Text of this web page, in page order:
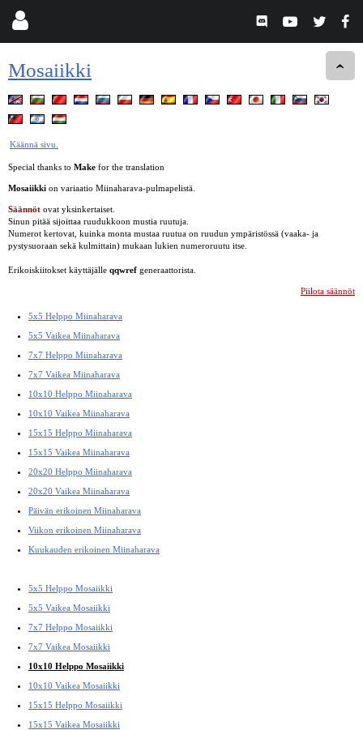
Mosaiikki
Käännä sivu.
Special thanks to Make for the translation
Mosaiikki on variaatio Miinaharava-pulmapelistä.
Säännöt ovat yksinkertaiset.
Sinun pitää sijoittaa ruudukkoon mustia ruutuja.
Numerot kertovat, kuinka monta mustaa ruutua on ruudun ympäristössä (vaaka- ja
pystysuoraan sekä kulmittain) mukaan lukien numeroruutu itse.
Erikoiskiitokset käyttäjälle qqwref generaattorista.
Piilota säännöt
5x5 Helppo Miinaharava
5x5 Vaikea Miinaharava
7x7 Helppo Miinaharava
7x7 Vaikea Miinaharava
10x10 Helppo Miinaharava
10x10 Vaikea Miinaharava
15x15 Helppo Miinaharava
15x15 Vaikea Miinaharava
20x20 Helppo Miinaharava
20x20 Vaikea Miinaharava
Päivän erikoinen Miinaharava
Viikon erikoinen Miinaharava
Kuukauden erikoinen Miinaharava
5x5 Helppo Mosaiikki
5x5 Vaikea Mosaiikki
7x7 Helppo Mosaiikki
7x7 Vaikea Mosaiikki
10x10 Helppo Mosaiikki
10x10 Vaikea Mosaiikki
15x15 Helppo Mosaiikki
15x15 Vaikea Mosaiikki